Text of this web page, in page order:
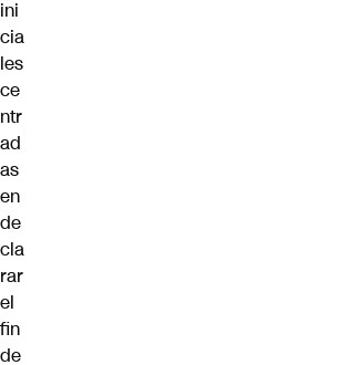
ini
cia
les
ce
ntr
ad
as
en
de
cla
rar
el
fin
de